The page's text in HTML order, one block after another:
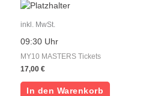
inkl. MwSt.
09:30 Uhr
MY10 MASTERS Tickets
17,00 €
In den Warenkorb